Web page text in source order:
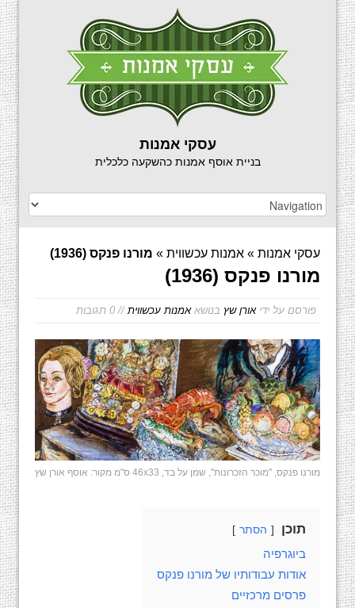
עסקי אמנות
בניית אוסף אמנות כהשקעה כלכלית
עסקי אמנות » אמנות עכשווית » מורנו פנקס (1936)
מורנו פנקס (1936)
פורסם על ידיאורן שץ בנושאאמנות עכשווית// 0 תגובות
מורנו פנקס, "מוכר הזכרונות", שמן על בד, 46x33 ס"מ מקור: אוסף אורן שץ
תוכן הסתר
ביוגרפיה
אודות עבודותיו של מורנו פנקס
פרסים מרכזיים